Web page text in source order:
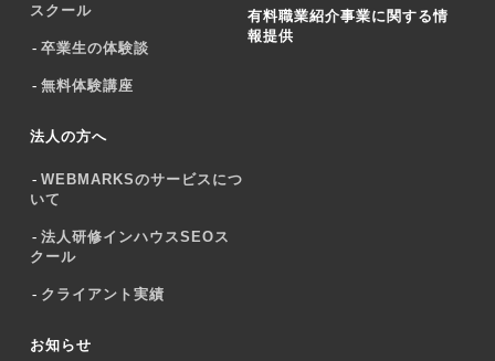
スクール
卒業生の体験談
無料体験講座
法人の方へ
WEBMARKSのサービスにつ
いて
法人研修インハウスSEOス
クール
クライアント実績
お知らせ
有料職業紹介事業に関する情
報提供